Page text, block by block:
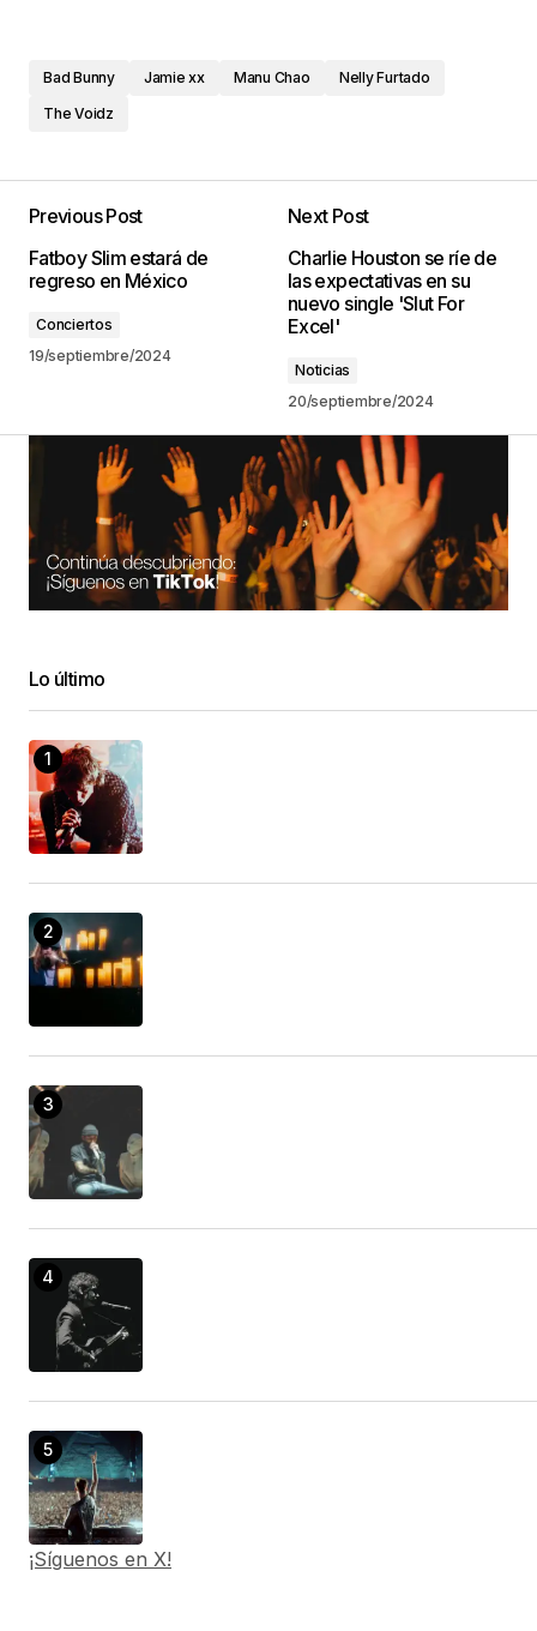
Bad Bunny Jamie xx Manu Chao
Nelly Furtado
The Voidz
Previous Post
Fatboy Slim estará de
regreso en México
Conciertos
19/septiembre/2024
Next Post
Charlie Houston se ríe de
las expectativas en su
nuevo single 'Slut For
Excel'
Noticias
20/septiembre/2024
Lo último
¡Síguenos en X!